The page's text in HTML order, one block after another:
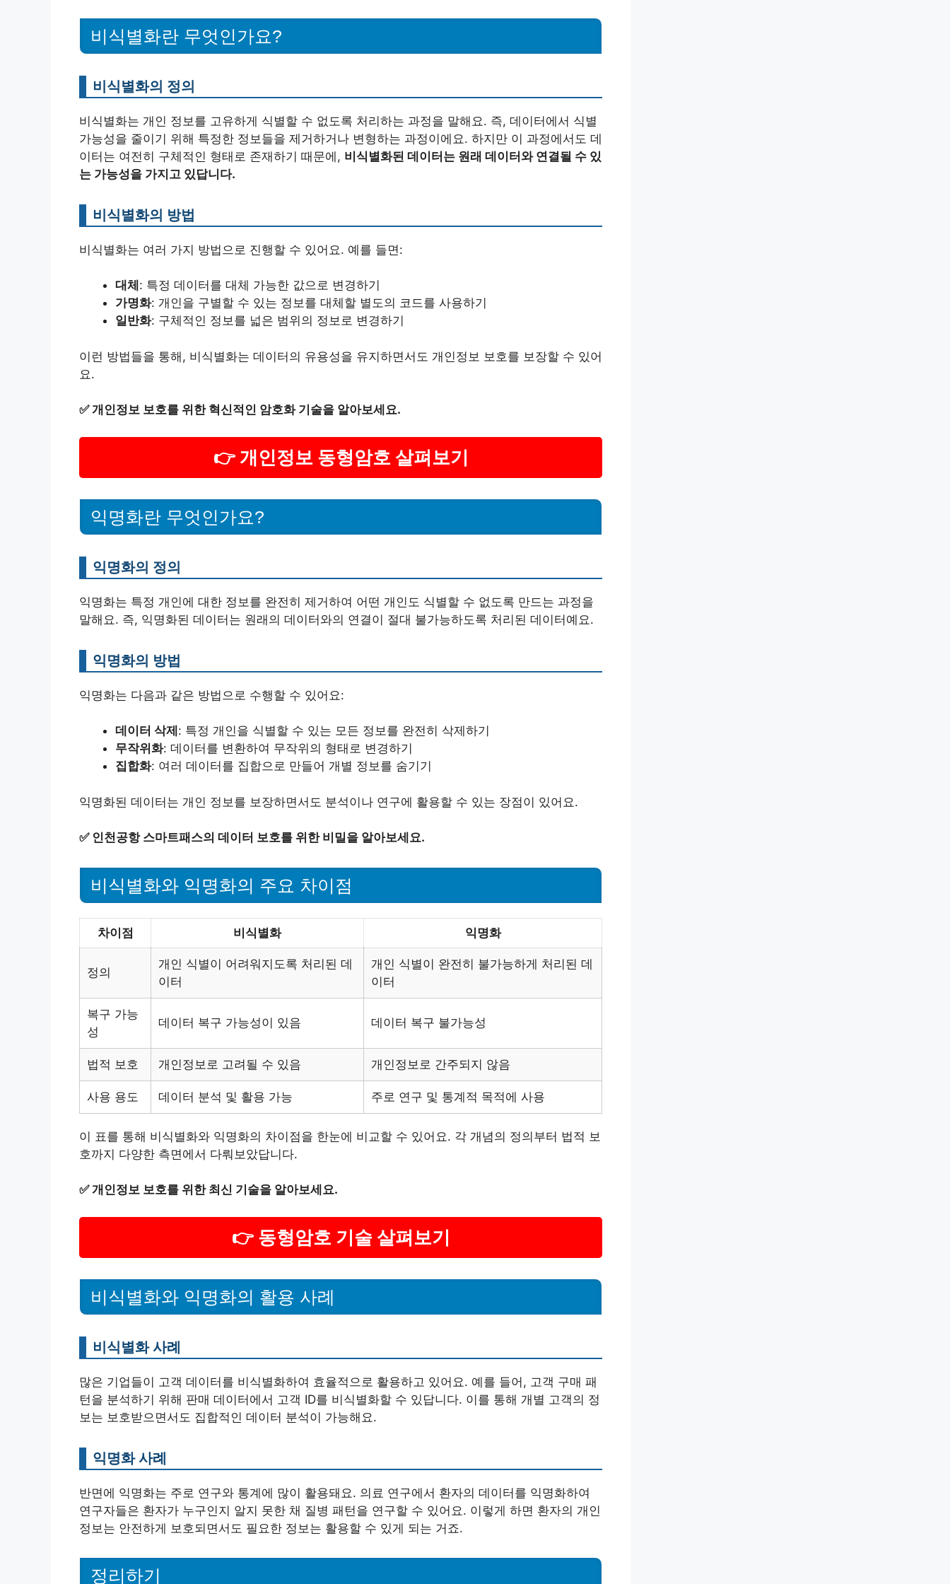
비식별화란 무엇인가요?
비식별화의 정의
비식별화는 개인 정보를 고유하게 식별할 수 없도록 처리하는 과정을 말해요. 즉, 데이터에서 식별
가능성을 줄이기 위해 특정한 정보들을 제거하거나 변형하는 과정이에요. 하지만 이 과정에서도 데
이터는 여전히 구체적인 형태로 존재하기 때문에, 비식별화된 데이터는 원래 데이터와 연결될 수 있
는 가능성을 가지고 있답니다.
비식별화의 방법
비식별화는 여러 가지 방법으로 진행할 수 있어요. 예를 들면:
대체 : 특정 데이터를 대체 가능한 값으로 변경하기
가명화: 개인을 구별할 수 있는 정보를 대체할 별도의 코드를 사용하기
일반화: 구체적인 정보를 넓은 범위의 정보로 변경하기
이런 방법들을 통해, 비식별화는 데이터의 유용성을 유지하면서도 개인정보 보호를 보장할 수 있어
요.
✅개인정보 보호를 위한 혁신적인 암호화 기술을 알아보세요.
👉 개인정보 동형암호 살펴보기
익명화란 무엇인가요?
익명화의 정의
익명화는 특정 개인에 대한 정보를 완전히 제거하여 어떤 개인도 식별할 수 없도록 만드는 과정을
말해요. 즉, 익명화된 데이터는 원래의 데이터와의 연결이 절대 불가능하도록 처리된 데이터예요.
익명화의 방법
익명화는 다음과 같은 방법으로 수행할 수 있어요:
데이터 삭제 : 특정 개인을 식별할 수 있는 모든 정보를 완전히 삭제하기
무작위화: 데이터를 변환하여 무작위의 형태로 변경하기
집합화: 여러 데이터를 집합으로 만들어 개별 정보를 숨기기
익명화된 데이터는 개인 정보를 보장하면서도 분석이나 연구에 활용할 수 있는 장점이 있어요.
✅ 인천공항 스마트패스의 데이터 보호를 위한 비밀을 알아보세요.
비식별화와 익명화의 주요 차이점
차이점 비식별화 익명화
정의
개인 식별이 어려워지도록 처리된 데
이터
개인 식별이 완전히 불가능하게 처리된 데
이터
복구 가능
성
데이터 복구 가능성이 있음 데이터 복구 불가능성
법적 보호 개인정보로 고려될 수 있음 개인정보로 간주되지 않음
사용 용도 데이터 분석 및 활용 가능 주로 연구 및 통계적 목적에 사용
이 표를 통해 비식별화와 익명화의 차이점을 한눈에 비교할 수 있어요. 각 개념의 정의부터 법적 보
호까지 다양한 측면에서 다뤄보았답니다.
✅개인정보 보호를 위한 최신 기술을 알아보세요.
👉 동형암호 기술 살펴보기
비식별화와 익명화의 활용 사례
비식별화 사례
많은 기업들이 고객 데이터를 비식별화하여 효율적으로 활용하고 있어요. 예를 들어, 고객 구매 패
턴을 분석하기 위해 판매 데이터에서 고객 ID를 비식별화할 수 있답니다. 이를 통해 개별 고객의 정
보는 보호받으면서도 집합적인 데이터 분석이 가능해요.
익명화 사례
반면에 익명화는 주로 연구와 통계에 많이 활용돼요. 의료 연구에서 환자의 데이터를 익명화하여
연구자들은 환자가 누구인지 알지 못한 채 질병 패턴을 연구할 수 있어요. 이렇게 하면 환자의 개인
정보는 안전하게 보호되면서도 필요한 정보는 활용할 수 있게 되는 거죠.
정리하기